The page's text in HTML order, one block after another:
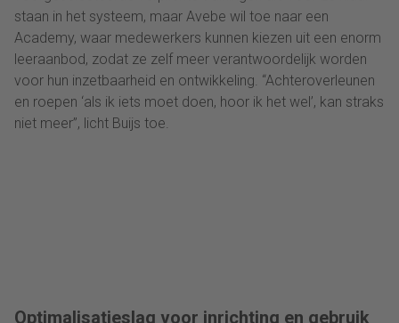
staan in het systeem, maar Avebe wil toe naar een
Academy, waar medewerkers kunnen kiezen uit een enorm
leeraanbod, zodat ze zelf meer verantwoordelijk worden
voor hun inzetbaarheid en ontwikkeling. “Achteroverleunen
en roepen ‘als ik iets moet doen, hoor ik het wel’, kan straks
niet meer”, licht Buijs toe.
Optimalisatieslag voor inrichting en gebruik